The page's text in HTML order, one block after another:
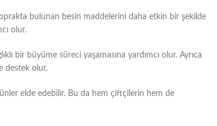
bulunan besin maddelerini daha etkin bir şekilde
olur.
bir büyüme süreci yaşamasına yardımcı olur. Ayrıca
destek olur.
elde edebilir. Bu da hem çiftçilerin hem de